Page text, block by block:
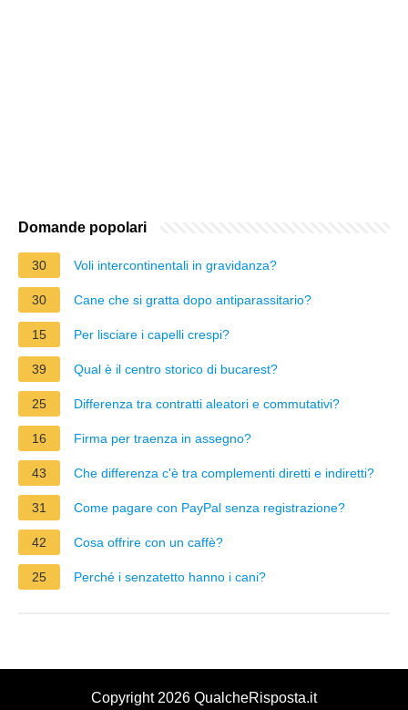
Domande popolari
30 Voli intercontinentali in gravidanza?
30 Cane che si gratta dopo antiparassitario?
15 Per lisciare i capelli crespi?
39 Qual è il centro storico di bucarest?
25 Differenza tra contratti aleatori e commutativi?
16 Firma per traenza in assegno?
43 Che differenza c'è tra complementi diretti e indiretti?
31 Come pagare con PayPal senza registrazione?
42 Cosa offrire con un caffè?
25 Perché i senzatetto hanno i cani?
Copyright 2026 QualcheRisposta.it